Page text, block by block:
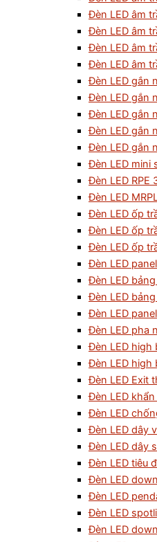
Đèn LED âm
Đèn LED âm
Đèn LED âm
Đèn LED âm
Đèn LED gắn
Đèn LED gắn
Đèn LED gắn
Đèn LED gắn
Đèn LED gắn
Đèn LED mini
Đèn LED RPE
Đèn LED
Đèn LED ốp
Đèn LED ốp
Đèn LED ốp
Đèn LED
Đèn LED
Đèn LED
Đèn LED
Đèn LED pha
Đèn LED high
Đèn LED high
Đèn LED Exit
Đèn LED khẩn
Đèn LED
Đèn LED dây
Đèn LED dây
Đèn LED tiêu
Đèn LED
Đèn LED
Đèn LED
Đèn LED